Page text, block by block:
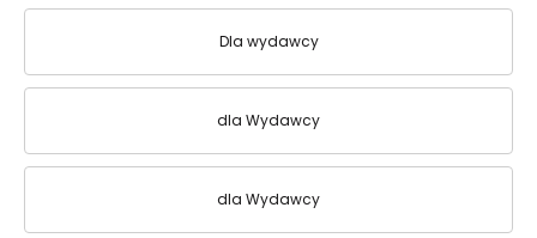
Dla wydawcy
dla Wydawcy
dla Wydawcy